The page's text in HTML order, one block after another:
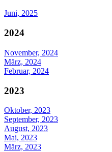
Juni, 2025
2024
November, 2024
März, 2024
Februar, 2024
2023
Oktober, 2023
September, 2023
August, 2023
Mai, 2023
März, 2023